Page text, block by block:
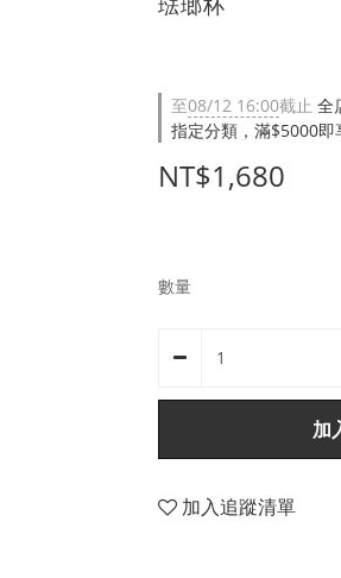
至08/12 16:00截止 全
指定分類，滿$5000即
NT$1,680
數量
加
加入追蹤清單